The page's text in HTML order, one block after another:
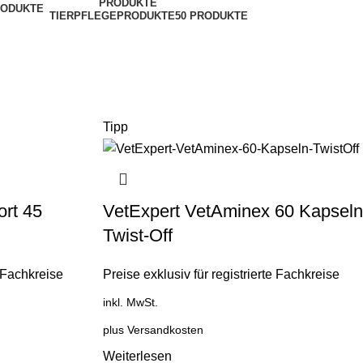
PRODUKTE
TIERPFLEGEPRODUKTE50 PRODUKTE
45
Tipp
VetExpert VetAminex 60 Kapseln
Twist-Off
Preise exklusiv für registrierte Fachkreise
inkl. MwSt.
plus Versandkosten
Weiterlesen